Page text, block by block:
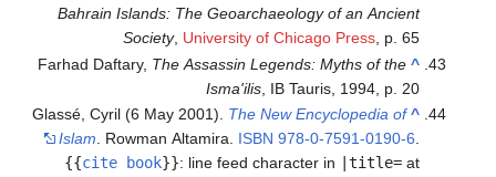
Bahrain Islands: The Geoarchaeology of an Ancient
Society ,University of Chicago Press , p. 65
^
Farhad Daftary,The Assassin Legends: Myths of the
Isma'ilis , IB Tauris, 1994, p. 20
^
Glassé, Cyril (6 May 2001).The New Encyclopedia of
Islam
. Rowman Altamira.ISBN 978-0-7591-0190-6
{{cite book}} :line feed character in |title=at